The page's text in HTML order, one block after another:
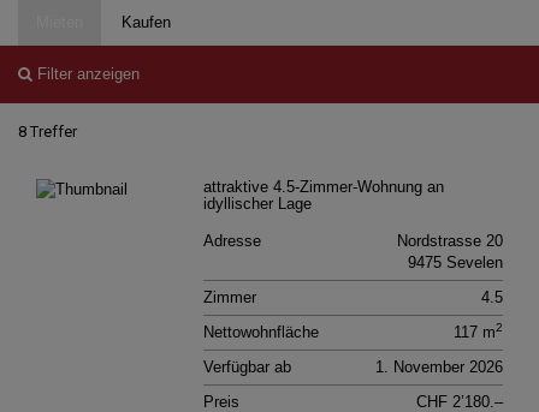
Kaufen
Filter anzeigen
8 Treffer
attraktive 4.5-Zimmer-Wohnung an
idyllischer Lage
Nordstrasse 20
9475 Sevelen
Adresse
4.5
Zimmer
117 m2
Nettowohnfläche
1. November 2026
Verfügbar ab
CHF 2’180.–
Preis